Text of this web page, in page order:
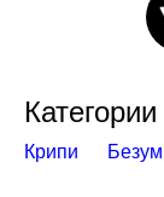
Категории
Крипи